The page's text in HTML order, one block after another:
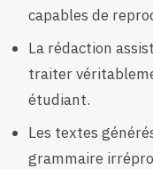
capables de
La rédaction
traiter
étudiant.
Les textes
grammaire